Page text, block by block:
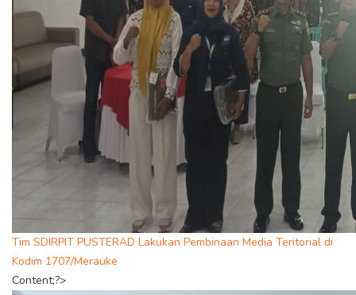
Tim SDIRPIT PUSTERAD Lakukan Pembinaan Media Teritorial di
Kodim 1707/Merauke
Content;?>